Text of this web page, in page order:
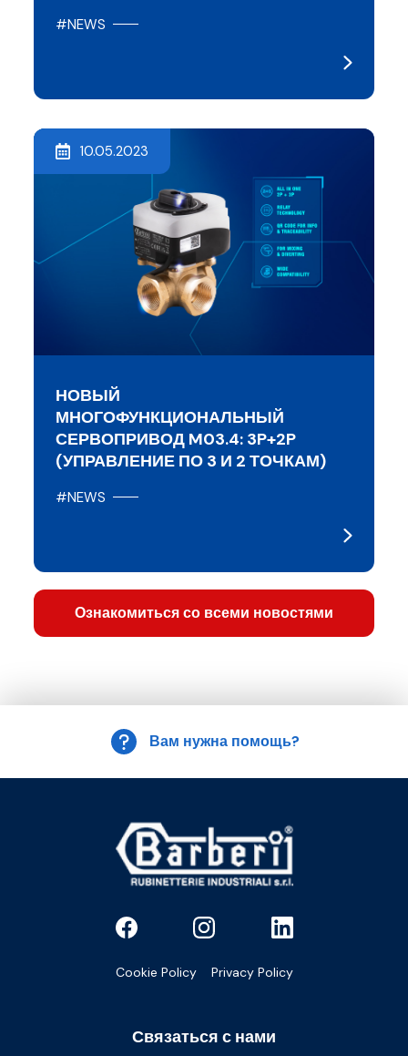
#NEWS
10.05.2023
НОВЫЙ
МНОГОФУНКЦИОНАЛЬНЫЙ
СЕРВОПРИВОД M03.4: 3P+2P
(УПРАВЛЕНИЕ ПО 3 И 2 ТОЧКАМ)
#NEWS
Ознакомиться со всеми новостями
Вам нужна помощь?
Cookie Policy Privacy Policy
Связаться с нами